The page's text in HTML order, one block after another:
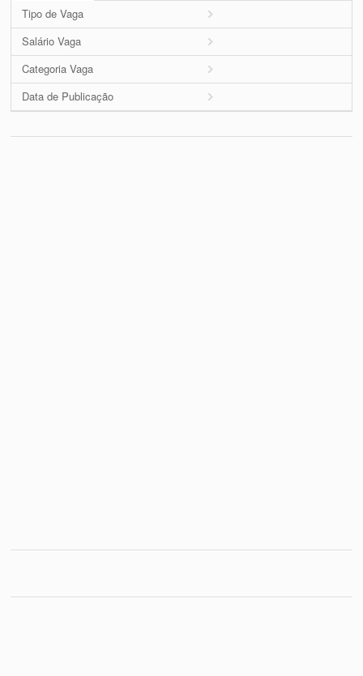
Tipo de Vaga
Salário Vaga
Categoria Vaga
Data de Publicação